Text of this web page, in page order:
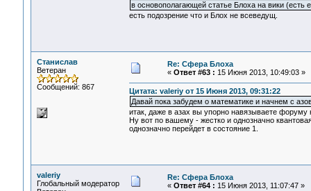
в основополагающей статье Блоха на вики
есть подозрение что и Блох не всеведущ.
Станислав
Ветеран
Сообщений: 867
Re: Сфера Блоха
« Ответ #63 : 15 Июня 2013, 10:49:03 »
Цитата: valeriy от 15 Июня 2013, 09:31:22
Давай пока забудем о математике и начнем с
итак, даже в азах вы упорно навязываете
Ну вот по вашему - жестко и однозначно
однозначно перейдет в состояние 1.
valeriy
Глобальный модератор
Re: Сфера Блоха
« Ответ #64 : 15 Июня 2013, 11:07:47 »